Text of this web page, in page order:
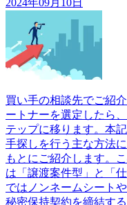
2024年09月10日
買い手の相談先でご紹
ートナーを選定したら
テップに移ります。本
手探しを行う主な方法
もとにご紹介します。
は「譲渡案件型」と「
ではノンネームシート
秘密保持契約を締結する